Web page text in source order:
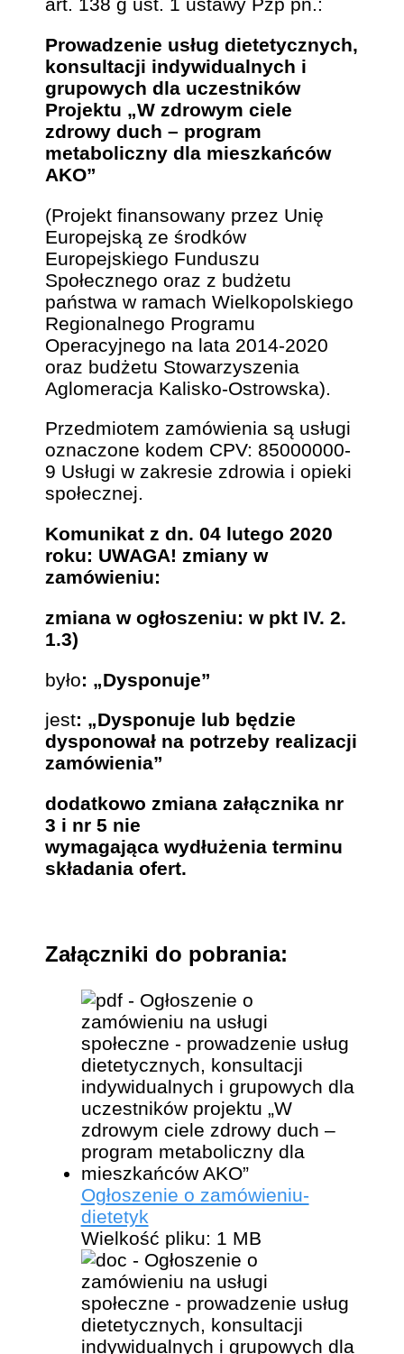
Prowadzenie usług dietetycznych,
konsultacji indywidualnych i
grupowych dla uczestników
Projektu „W zdrowym ciele
zdrowy duch – program
metaboliczny dla mieszkańców
AKO”
(Projekt finansowany przez Unię
Europejską ze środków
Europejskiego Funduszu
Społecznego oraz z budżetu
państwa w ramach Wielkopolskiego
Regionalnego Programu
Operacyjnego na lata 2014-2020
oraz budżetu Stowarzyszenia
Aglomeracja Kalisko-Ostrowska).
Przedmiotem zamówienia są usługi
oznaczone kodem CPV: 85000000-
9 Usługi w zakresie zdrowia i opieki
społecznej.
Komunikat z dn. 04 lutego 2020
roku: UWAGA! zmiany w
zamówieniu:
zmiana w ogłoszeniu: w pkt IV. 2.
1.3)
było: „Dysponuje”
jest: „Dysponuje lub będzie
dysponował na potrzeby realizacji
zamówienia”
dodatkowo zmiana załącznika nr
3 i nr 5 nie
wymagająca wydłużenia terminu
składania ofert.
Załączniki do pobrania:
Ogłoszenie o zamówieniu-
dietetyk
Wielkość pliku: 1 MB